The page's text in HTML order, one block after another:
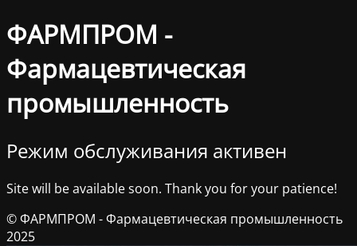
ФАРМПРОМ -
Фармацевтическая
промышленность
Режим обслуживания активен
Site will be available soon. Thank you for your patience!
© ФАРМПРОМ - Фармацевтическая промышленность
2025